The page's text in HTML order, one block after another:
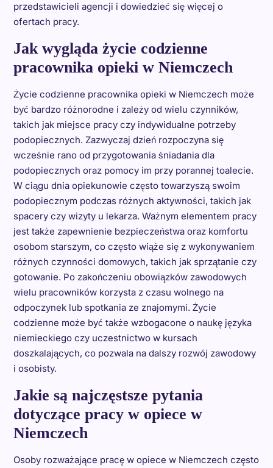
przedstawicieli agencji i dowiedzieć się więcej o
ofertach pracy.
Jak wygląda życie codzienne
pracownika opieki w Niemczech
Życie codzienne pracownika opieki w Niemczech może
być bardzo różnorodne i zależy od wielu czynników,
takich jak miejsce pracy czy indywidualne potrzeby
podopiecznych. Zazwyczaj dzień rozpoczyna się
wcześnie rano od przygotowania śniadania dla
podopiecznych oraz pomocy im przy porannej toalecie.
W ciągu dnia opiekunowie często towarzyszą swoim
podopiecznym podczas różnych aktywności, takich jak
spacery czy wizyty u lekarza. Ważnym elementem pracy
jest także zapewnienie bezpieczeństwa oraz komfortu
osobom starszym, co często wiąże się z wykonywaniem
różnych czynności domowych, takich jak sprzątanie czy
gotowanie. Po zakończeniu obowiązków zawodowych
wielu pracowników korzysta z czasu wolnego na
odpoczynek lub spotkania ze znajomymi. Życie
codzienne może być także wzbogacone o naukę języka
niemieckiego czy uczestnictwo w kursach
doszkalających, co pozwala na dalszy rozwój zawodowy
i osobisty.
Jakie są najczęstsze pytania
dotyczące pracy w opiece w
Niemczech
Osoby rozważające pracę w opiece w Niemczech często